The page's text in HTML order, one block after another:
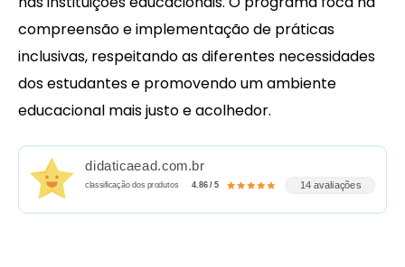
compreensão e implementação de práticas
inclusivas, respeitando as diferentes necessidades
dos estudantes e promovendo um ambiente
educacional mais justo e acolhedor.
didaticaead.com.br
classificação dos produtos 4.86 / 5 14 avaliações